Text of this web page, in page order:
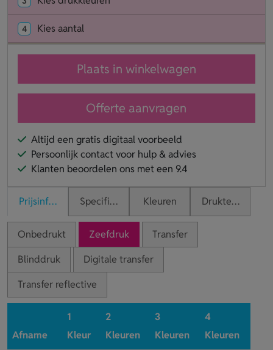
4 Kies aantal
Plaats in winkelwagen
Offerte aanvragen
Altijd een gratis digitaal voorbeeld
Persoonlijk contact voor hulp & advies
Klanten beoordelen ons met een 9.4
PrijsinformatieSpecificaties Kleuren Druktechnieken
Onbedrukt Zeefdruk
Transfer
Blinddruk
Digitale transfer
Transfer reflective
Afname
1
Kleur
2
Kleuren
3
Kleuren
4
Kleuren